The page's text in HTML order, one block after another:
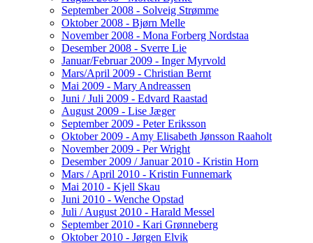
September 2008 - Solveig Strømme
Oktober 2008 - Bjørn Melle
November 2008 - Mona Forberg Nordstaa
Desember 2008 - Sverre Lie
Januar/Februar 2009 - Inger Myrvold
Mars/April 2009 - Christian Bernt
Mai 2009 - Mary Andreassen
Juni / Juli 2009 - Edvard Raastad
August 2009 - Lise Jæger
September 2009 - Peter Eriksson
Oktober 2009 - Amy Elisabeth Jønsson Raaholt
November 2009 - Per Wright
Desember 2009 / Januar 2010 - Kristin Horn
Mars / April 2010 - Kristin Funnemark
Mai 2010 - Kjell Skau
Juni 2010 - Wenche Opstad
Juli / August 2010 - Harald Messel
September 2010 - Kari Grønneberg
Oktober 2010 - Jørgen Elvik